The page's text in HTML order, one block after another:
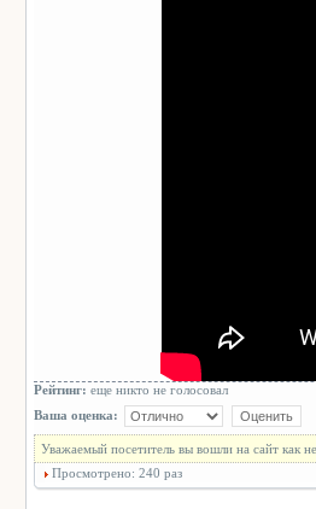
Рейтинг: еще никто не голосовал
Ваша оценка:
Уважаемый посетитель вы вошли на сайт как
Просмотрено: 240 раз